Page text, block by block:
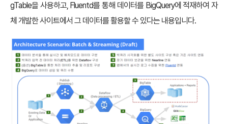
gTable을 사용하고, Fluentd를 통해 데이터를 BigQuery에 적재하여 자
체 개발한 사이트에서 그 데이터를 활용할 수 있다는 내용입니다.